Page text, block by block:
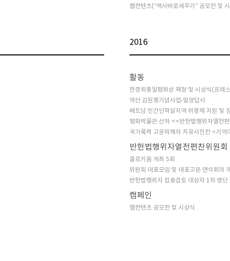
웹컨텐츠(“역사바로세우기” 공모전 및
2016
활동
한경희통일평화상 제정 및 시상식(프레
약산 김원봉기념사업-밀양답사
베트남 민간인학살지역 위령제 지원 및
평화박물관 산하 <<반헌법행위자열전
국가폭력 고문피해자 치유사진전 <기억
반헌법행위자열전편찬위원회
콜로키움 개최 5회
위원회 대표모임 및 대표고문 연석회의
반헌법행위자 집중검토 대상자 1차 명
캠페인
웹컨텐츠 공모전 및 시상식